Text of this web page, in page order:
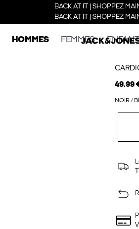
BACK AT IT | SHOPPEZ
BACK AT IT | SHOPPEZ
HOMMES FEMMES
49.99
NOIR /